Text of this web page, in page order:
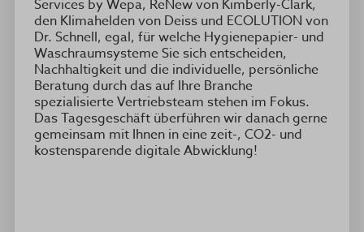
Services by Wepa, ReNew von Kimberly-Clark,
den Klimahelden von Deiss und ECOLUTION von
Dr. Schnell, egal, für welche Hygienepapier- und
Waschraumsysteme Sie sich entscheiden,
Nachhaltigkeit und die individuelle, persönliche
Beratung durch das auf Ihre Branche
spezialisierte Vertriebsteam stehen im Fokus.
Das Tagesgeschäft überführen wir danach gerne
gemeinsam mit Ihnen in eine zeit-, CO2- und
kostensparende digitale Abwicklung!